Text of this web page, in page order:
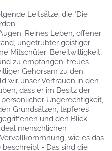
Leitsätze, die "Die
Reines Leben, offener
ungetrübter geistiger
Mitschüler; Bereitwilligkeit,
zu empfangen; treues
Gehorsam zu den
wir unser Vertrauen in den
dass er im Besitz der
Ungerechtigkeit,
Grundsätzen, tapferes
und den Blick
menschlichen
wie es das
beschreibt - Das sind die